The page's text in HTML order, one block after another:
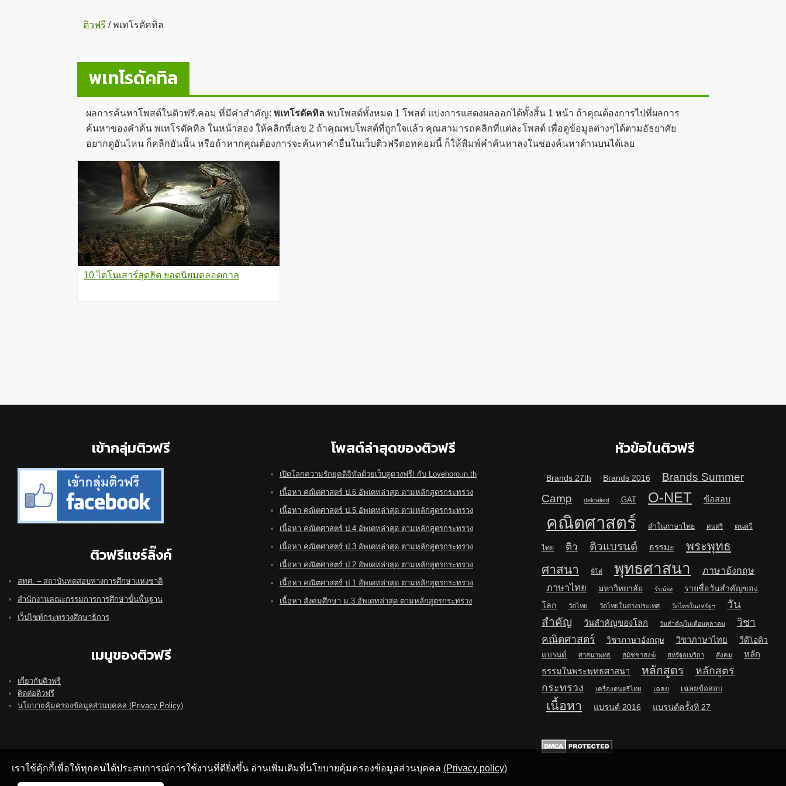
ติวฟรี /พเทโรดัคทิล
พเทโรดัคทิล
ผลการค้นหาโพสต์ในติวฟรี.คอม ที่มีคำสำคัญ: พเทโรดัคทิล พบโพสต์ทั้งหมด 1 โพสต์ แบ่งการแสดงผลออกได้ทั้งสิ้น 1 หน้า ถ้าคุณต้องการไปที่ผลการ
ค้นหาของคำค้น พเทโรดัคทิล ในหน้าสอง ให้คลิกที่เลข 2 ถ้าคุณพบโพสต์ที่ถูกใจแล้ว คุณสามารถคลิกที่แต่ละโพสต์ เพื่อดูข้อมูลต่างๆได้ตามอัธยาศัย
อยากดูอันไหน ก็คลิกอันนั้น หรือถ้าหากคุณต้องการจะค้นหาคำอื่นในเว็บติวฟรีดอทคอมนี้ ก็ให้พิมพ์คำค้นหาลงในช่องค้นหาด้านบนได้เลย
10 ไดโนเสาร์สุดฮิต ยอดนิยมตลอดกาล
เข้ากลุ่มติวฟรี
ติวฟรีแชร์ลิ๊งค์
สทศ. – สถาบันทดสอบทางการศึกษาแห่งชาติ
สำนักงานคณะกรรมการการศึกษาขั้นพื้นฐาน
เว็ปไซท์กระทรวงศึกษาธิการ
เมนูของติวฟรี
เกี่ยวกับติวฟรี
ติดต่อติวฟรี
นโยบายคุ้มครองข้อมูลส่วนบุคคล (Privacy Policy)
โพสต์ล่าสุดของติวฟรี
เปิดโลกความรักยุคดิจิทัลด้วยเว็บดูดวงฟรี! กับ Lovehoro.in.th
เนื้อหา คณิตศาสตร์ ป.6 อัพเดทล่าสุด ตามหลักสูตรกระทรวง
เนื้อหา คณิตศาสตร์ ป.5 อัพเดทล่าสุด ตามหลักสูตรกระทรวง
เนื้อหา คณิตศาสตร์ ป.4 อัพเดทล่าสุด ตามหลักสูตรกระทรวง
เนื้อหา คณิตศาสตร์ ป.3 อัพเดทล่าสุด ตามหลักสูตรกระทรวง
เนื้อหา คณิตศาสตร์ ป.2 อัพเดทล่าสุด ตามหลักสูตรกระทรวง
เนื้อหา คณิตศาสตร์ ป.1 อัพเดทล่าสุด ตามหลักสูตรกระทรวง
เนื้อหา สังคมศึกษา ม.3 อัพเดทล่าสุด ตามหลักสูตรกระทรวง
หัวข้อในติวฟรี
Brands 27th Brands 2016
Brands Summer
Camp
dektalent GAT O-NET ข้อสอบ
คณิตศาสตร์ คำในภาษาไทย ดนตรี ดนตรี
ไทย ติว ติวแบรนด์ ธรรมะ
พระพุทธ
ศาสนา
พี่โต๋ พุทธศาสนา ภาษาอังกฤษ
ภาษาไทย มหาวิทยาลัย รับน้อง
รายชื่อวันสำคัญของ
โลก
วัดไทย วัดไทยในต่างประเทศ วัดไทยในสหรัฐฯ
วัน
สำคัญ
วันสำคัญของโลก วันสำคัญในเดือนตุลาคม
วิชา
คณิตศาสตร์
วิชาภาษาอังกฤษ วิชาภาษาไทย
วีดีโอติว
แบรนด์
ศาสนาพุทธ สมัชชาสงฆ์ สหรัฐอเมริกา สังคม
หลัก
ธรรมในพระพุทธศาสนา
หลักสูตร
หลักสูตร
กระทรวง
เครื่องดนตรีไทย เฉลย เฉลยข้อสอบ
เนื้อหา แบรนด์ 2016 แบรนด์ครั้งที่ 27
เราใช้คุ้กกี้เพื่อให้ทุกคนได้ประสบการณ์การใช้งานที่ดียิ่งขึ้น อ่านเพิ่มเติมที่นโยบายคุ้มครองข้อมูลส่วนบุคคล (Privacy policy)